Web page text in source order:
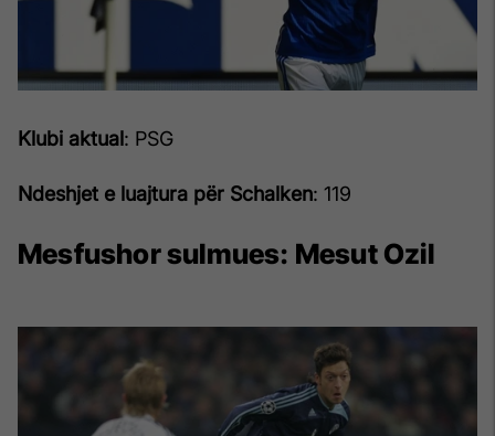
Klubi aktual: PSG
Ndeshjet e luajtura për Schalken: 119
Mesfushor sulmues: Mesut Ozil